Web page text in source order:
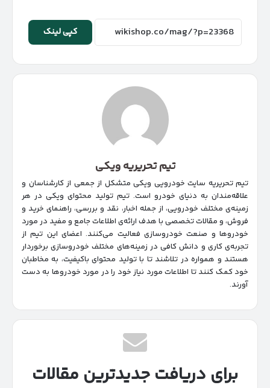
کپی لینک
تیم تحریریه ویکی
تیم تحریریه سایت خودرویی ویکی متشکل از جمعی از کارشناسان و
علاقه‌مندان به دنیای خودرو است. تیم تولید محتوای ویکی در هر
زمینه‌‌ی مختلف خودرویی، از جمله اخبار، نقد و بررسی، راهنمای خرید و
فروش، و مقالات تخصصی با هدف ارائه‌ی اطلاعات جامع و مفید در مورد
خودروها و صنعت خودروسازی فعالیت می‌کنند. اعضای این تیم از
تجربه‌ی کاری و دانش کافی در زمینه‌های مختلف خودروسازی برخوردار
هستند و همواره در تلاشند تا با تولید محتوای باکیفیت، به مخاطبان
خود کمک کنند تا اطلاعات مورد نیاز خود را در مورد خودروها به دست
آورند.
برای دریافت جدیدترین مقالات